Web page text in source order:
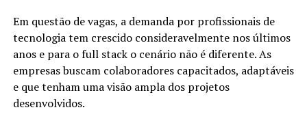
Em questão de vagas, a demanda por profissionais de
tecnologia tem crescido consideravelmente nos últimos
anos e para o full stack o cenário não é diferente. As
empresas buscam colaboradores capacitados, adaptáveis
e que tenham uma visão ampla dos projetos
desenvolvidos.